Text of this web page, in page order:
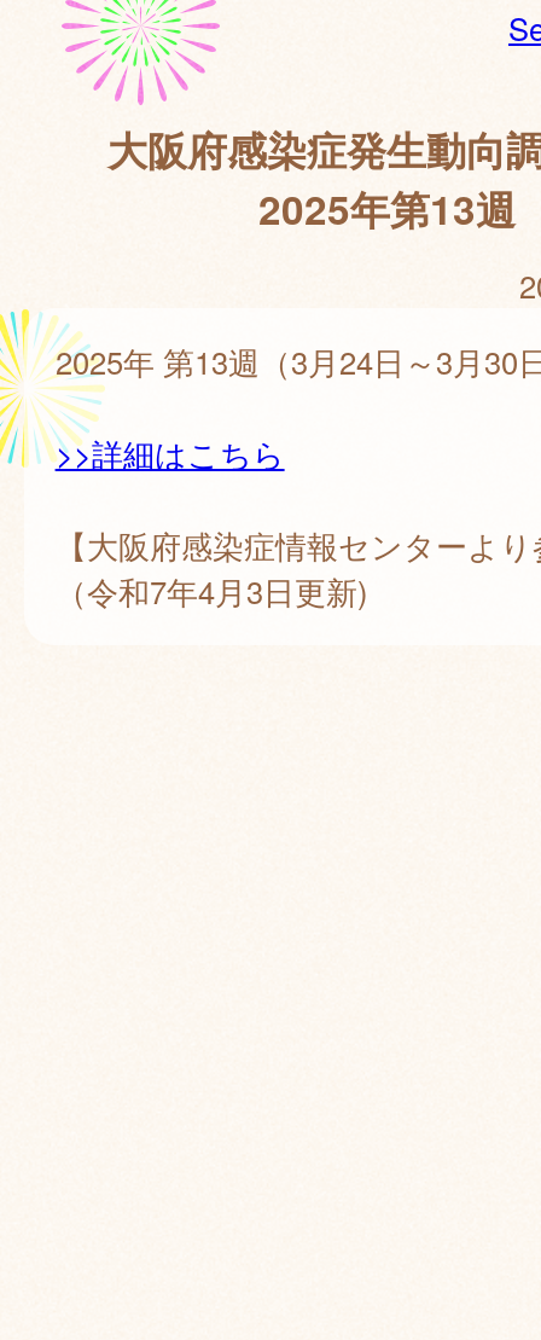
大阪府感染症発生動向
2025年第13週
2025年 第13週（3月24日～3月30
>>詳細はこちら
【大阪府感染症情報センターよ
（令和7年4月3日更新)